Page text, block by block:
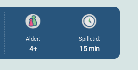
Alder:
4+
Spilletid:
15 min